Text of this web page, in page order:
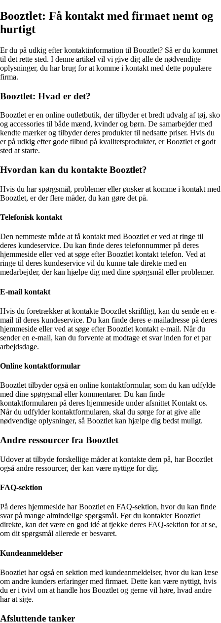
Booztlet: Få kontakt med firmaet nemt og
hurtigt
Er du på udkig efter kontaktinformation til Booztlet? Så er du kommet
til det rette sted. I denne artikel vil vi give dig alle de nødvendige
oplysninger, du har brug for at komme i kontakt med dette populære
firma.
Booztlet: Hvad er det?
Booztlet er en online outletbutik, der tilbyder et bredt udvalg af tøj, sko
og accessories til både mænd, kvinder og børn. De samarbejder med
kendte mærker og tilbyder deres produkter til nedsatte priser. Hvis du
er på udkig efter gode tilbud på kvalitetsprodukter, er Booztlet et godt
sted at starte.
Hvordan kan du kontakte Booztlet?
Hvis du har spørgsmål, problemer eller ønsker at komme i kontakt med
Booztlet, er der flere måder, du kan gøre det på.
Telefonisk kontakt
Den nemmeste måde at få kontakt med Booztlet er ved at ringe til
deres kundeservice. Du kan finde deres telefonnummer på deres
hjemmeside eller ved at søge efter Booztlet kontakt telefon. Ved at
ringe til deres kundeservice vil du kunne tale direkte med en
medarbejder, der kan hjælpe dig med dine spørgsmål eller problemer.
E-mail kontakt
Hvis du foretrækker at kontakte Booztlet skriftligt, kan du sende en e-
mail til deres kundeservice. Du kan finde deres e-mailadresse på deres
hjemmeside eller ved at søge efter Booztlet kontakt e-mail. Når du
sender en e-mail, kan du forvente at modtage et svar inden for et par
arbejdsdage.
Online kontaktformular
Booztlet tilbyder også en online kontaktformular, som du kan udfylde
med dine spørgsmål eller kommentarer. Du kan finde
kontaktformularen på deres hjemmeside under afsnittet Kontakt os.
Når du udfylder kontaktformularen, skal du sørge for at give alle
nødvendige oplysninger, så Booztlet kan hjælpe dig bedst muligt.
Andre ressourcer fra Booztlet
Udover at tilbyde forskellige måder at kontakte dem på, har Booztlet
også andre ressourcer, der kan være nyttige for dig.
FAQ-sektion
På deres hjemmeside har Booztlet en FAQ-sektion, hvor du kan finde
svar på mange almindelige spørgsmål. Før du kontakter Booztlet
direkte, kan det være en god idé at tjekke deres FAQ-sektion for at se,
om dit spørgsmål allerede er besvaret.
Kundeanmeldelser
Booztlet har også en sektion med kundeanmeldelser, hvor du kan læse
om andre kunders erfaringer med firmaet. Dette kan være nyttigt, hvis
du er i tvivl om at handle hos Booztlet og gerne vil høre, hvad andre
har at sige.
Afsluttende tanker